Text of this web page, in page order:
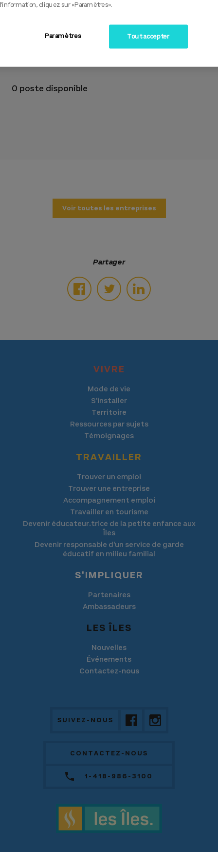
poste(s)
0 poste disponible
Voir toutes les entreprises
Partager
VIVRE
Mode de vie
S'installer
Territoire
Ressources par sujets
Témoignages
TRAVAILLER
Trouver un emploi
Trouver une entreprise
Accompagnement emploi
Travailler en tourisme
Devenir éducateur.trice de la petite enfance aux
Îles
Devenir responsable d'un service de garde
éducatif en milieu familial
S'IMPLIQUER
Partenaires
Ambassadeurs
LES ÎLES
Nouvelles
Événements
Contactez-nous
SUIVEZ-NOUS
CONTACTEZ-NOUS
1-418-986-3100
cliquez sur «Paramètres».
Tout accepter
Paramètres